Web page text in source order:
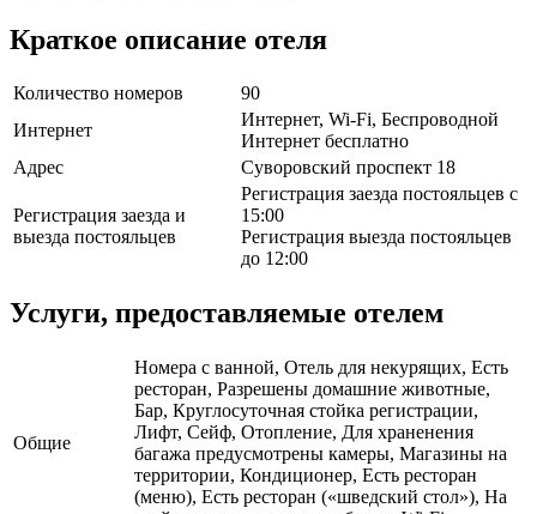
Краткое описание отеля
Количество номеров
90
Интернет
Интернет, Wi-Fi, Беспроводной
Интернет бесплатно
Адрес
Суворовский проспект 18
Регистрация заезда и
выезда постояльцев
Регистрация заезда постояльцев с
15:00
Регистрация выезда постояльцев
до 12:00
Услуги, предоставляемые отелем
Общие
Номера с ванной, Отель для некурящих, Есть
ресторан, Разрешены домашние животные,
Бар, Круглосуточная стойка регистрации,
Лифт, Сейф, Отопление, Для храненения
багажа предусмотрены камеры, Магазины на
территории, Кондиционер, Есть ресторан
(меню), Есть ресторан («шведский стол»), На